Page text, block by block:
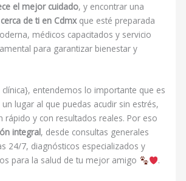
el mejor cuidado, y encontrar una
de ti en Cdmxque esté preparada
médicos capacitados y servicio
para garantizar bienestar y
entendemos lo importante que es
lugar al que puedas acudir sin estrés,
rápido y con resultados reales. Por eso
integral, desde consultas generales
24/7, diagnósticos especializados y
para la salud de tu mejor amigo
.